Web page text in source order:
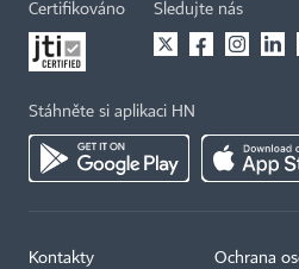
Certifikováno Sledujte nás
Stáhněte si aplikaci HN
Kontakty Ochrana